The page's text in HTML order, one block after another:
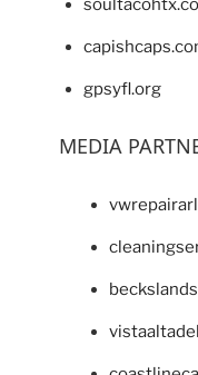
gpsyfl.org
MEDIA